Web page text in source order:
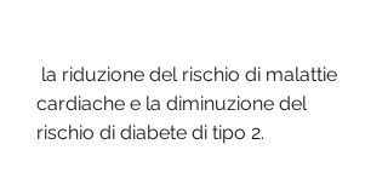
cardiache e la diminuzione del
rischio di diabete di tipo 2.